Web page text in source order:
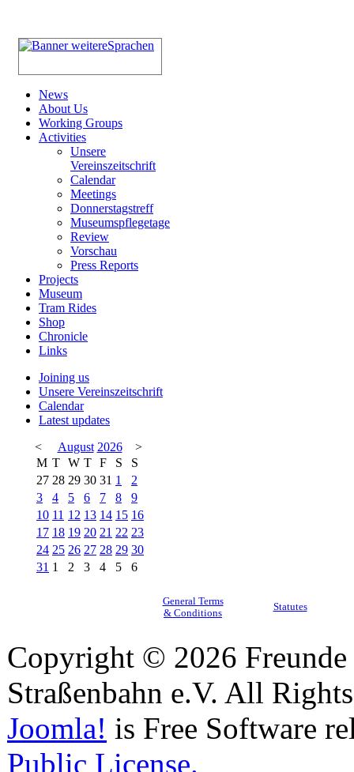
News
About Us
Working Groups
Activities
Unsere
Vereinszeitschrift
Calendar
Meetings
Donnerstagstreff
Museumspflegetage
Review
Vorschau
Press Reports
Projects
Museum
Tram Rides
Shop
Chronicle
Links
Joining us
Unsere Vereinszeitschrift
Calendar
Latest updates
<
August 2026
>
M T W T F S
S
27 28 29 30 31 1
2
3
4 5 6 7 8
9
10 11 12 13 14 15 16
17 18 19 20 21 22 23
24 25 26 27 28 29 30
31 1 2 3 4 5 6
General Terms
& Conditions
Statutes
Copyright © 2026
Straßenbahn e.V. All
Joomla! is Free Software
Public License.